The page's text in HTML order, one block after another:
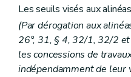
Les seuils visés aux
(Par dérogation aux
26°, 31, § 4, 32/1, 32/2
les concessions de
indépendamment de leur